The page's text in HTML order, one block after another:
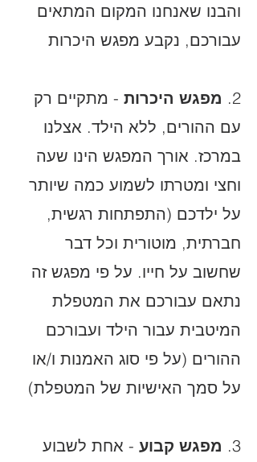
והבנו שאנחנו המקום המתאים
עבורכם, נקבע מפגש היכרות
2. מפגש היכרות - מתקיים רק
עם ההורים, ללא הילד. אצלנו
במרכז. אורך המפגש הינו שעה
וחצי ומטרתו לשמוע כמה שיותר
על ילדכם (התפתחות רגשית,
חברתית, מוטורית וכל דבר
שחשוב על חייו. על פי מפגש זה
נתאם עבורכם את המטפלת
המיטבית עבור הילד ועבורכם
ההורים (על פי סוג האמנות ו/או
על סמך האישיות של המטפלת)
3. מפגש קבוע - אחת לשבוע